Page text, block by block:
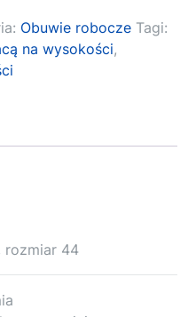
Obuwie robocze Tagi:
na wysokości,
rozmiar 44